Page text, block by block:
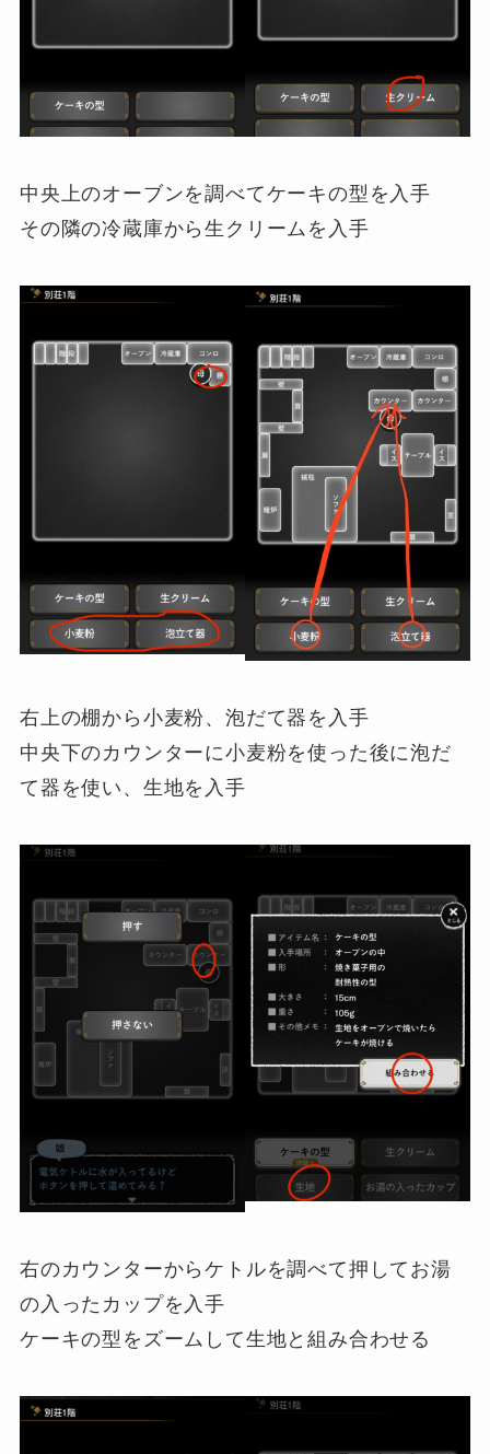
中央上のオーブンを調べてケーキの型を入手
その隣の冷蔵庫から生クリームを入手
右上の棚から小麦粉、泡だて器を入手
中央下のカウンターに小麦粉を使った後に泡だ
て器を使い、生地を入手
右のカウンターからケトルを調べて押してお湯
の入ったカップを入手
ケーキの型をズームして生地と組み合わせる